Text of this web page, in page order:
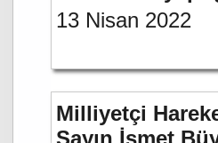
13 Nisan 2022
Milliyetçi
Sayın İsmet